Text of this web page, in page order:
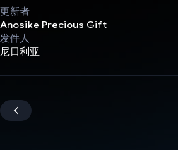
更新者
Anosike Precious Gift
发件人
尼日利亚